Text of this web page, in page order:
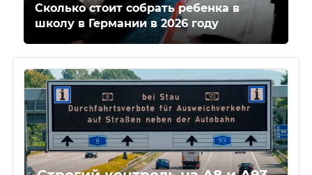
Сколько стоит собрать ребенка в
школу в Германии в 2026 году